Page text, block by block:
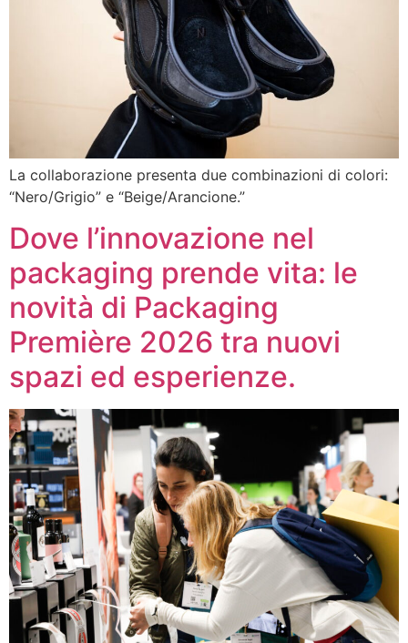
La collaborazione presenta due combinazioni di colori:
“Nero/Grigio” e “Beige/Arancione.”
Dove l’innovazione nel
packaging prende vita: le
novità di Packaging
Première 2026 tra nuovi
spazi ed esperienze.